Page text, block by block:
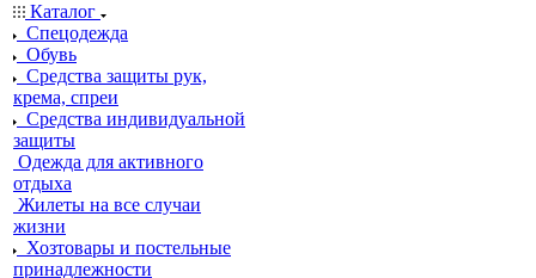
Каталог
Спецодежда
Обувь
Средства защиты рук,
крема, спреи
Средства индивидуальной
защиты
Одежда для активного
отдыха
Жилеты на все случаи
жизни
Хозтовары и постельные
принадлежности